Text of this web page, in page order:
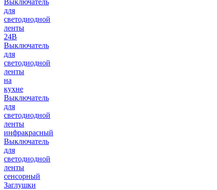
Выключатель
для
светодиодной
ленты
24В
Выключатель
для
светодиодной
ленты
на
кухне
Выключатель
для
светодиодной
ленты
инфракрасный
Выключатель
для
светодиодной
ленты
сенсорный
Заглушки